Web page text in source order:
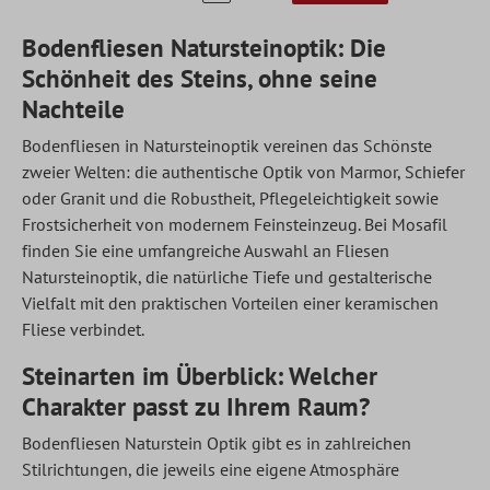
Bodenfliesen Natursteinoptik: Die
Schönheit des Steins, ohne seine
Nachteile
Bodenfliesen in Natursteinoptik vereinen das Schönste
zweier Welten: die authentische Optik von Marmor, Schiefer
oder Granit und die Robustheit, Pflegeleichtigkeit sowie
Frostsicherheit von modernem Feinsteinzeug. Bei Mosafil
finden Sie eine umfangreiche Auswahl an Fliesen
Natursteinoptik, die natürliche Tiefe und gestalterische
Vielfalt mit den praktischen Vorteilen einer keramischen
Fliese verbindet.
Steinarten im Überblick: Welcher
Charakter passt zu Ihrem Raum?
Bodenfliesen Naturstein Optik gibt es in zahlreichen
Stilrichtungen, die jeweils eine eigene Atmosphäre